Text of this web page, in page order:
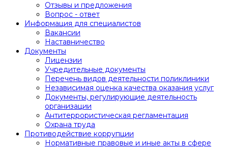
Отзывы и предложения
Вопрос - ответ
Информация для специалистов
Вакансии
Наставничество
Документы
Лицензии
Учредительные документы
Перечень видов деятельности поликлиники
Независимая оценка качества оказания услуг
Документы, регулирующие деятельность
организации
Антитеррористическая регламентация
Охрана труда
Противодействие коррупции
Нормативные правовые и иные акты в сфере